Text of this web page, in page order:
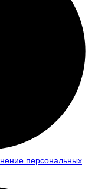
персональных